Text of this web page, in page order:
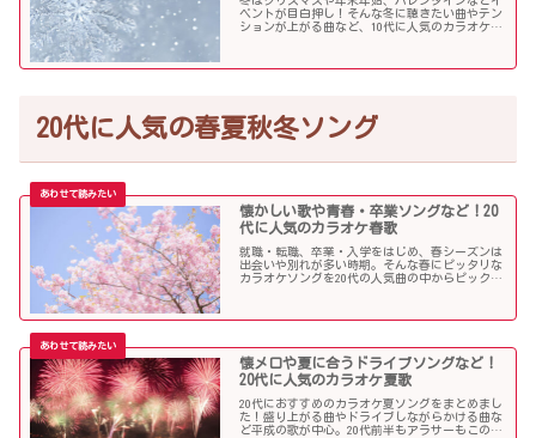
ベントが目白押し！そんな冬に聴きたい曲やテン
ションが上がる曲など、10代に人気のカラオケソ
20代に人気の春夏秋冬ソング
懐かしい歌や青春・卒業ソングなど！20
代に人気のカラオケ春歌
就職・転職、卒業・入学をはじめ、春シーズンは
出会いや別れが多い時期。そんな春にピッタリな
カラオケソングを20代の人気曲の中からピックア
懐メロや夏に合うドライブソングなど！
20代に人気のカラオケ夏歌
20代におすすめのカラオケ夏ソングをまとめまし
た！盛り上がる曲やドライブしながらかける曲な
ど平成の歌が中心。20代前半もアラサーもこの曲